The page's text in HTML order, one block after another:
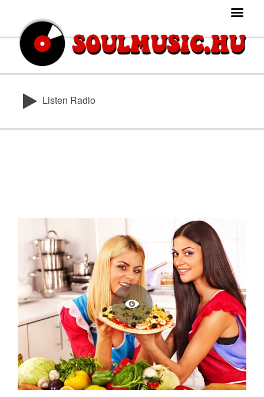
Listen Radio